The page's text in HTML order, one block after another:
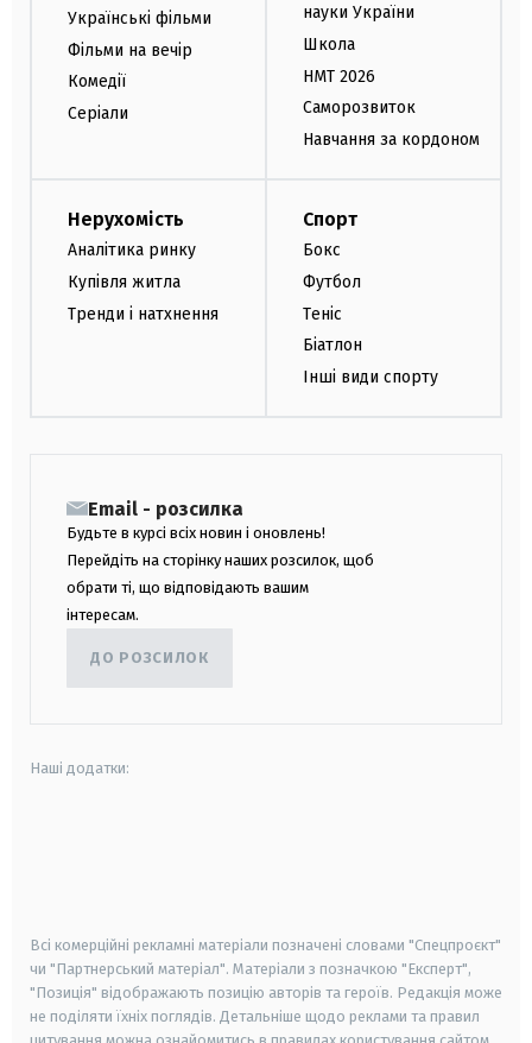
Українські фільми
Фільми на вечір
Комедії
Серіали
науки України
Школа
НМТ 2026
Саморозвиток
Навчання за кордоном
Нерухомість
Аналітика ринку
Купівля житла
Тренди і натхнення
Спорт
Бокс
Футбол
Теніс
Біатлон
Інші види спорту
Email - розсилка
Будьте в курсі всіх новин і оновлень!
Перейдіть на сторінку наших розсилок, щоб
обрати ті, що відповідають вашим
інтересам.
ДО РОЗСИЛОК
Наші додатки:
Всі комерційні рекламні матеріали позначені словами "Спецпроєкт"
чи "Партнерський матеріал". Матеріали з позначкою "Експерт",
"Позиція" відображають позицію авторів та героїв. Редакція може
не поділяти їхніх поглядів. Детальніше щодо реклами та правил